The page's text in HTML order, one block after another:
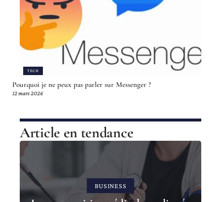
TECH
Pourquoi je ne peux pas parler sur Messenger ?
12 mars 2026
Article en tendance
BUSINESS